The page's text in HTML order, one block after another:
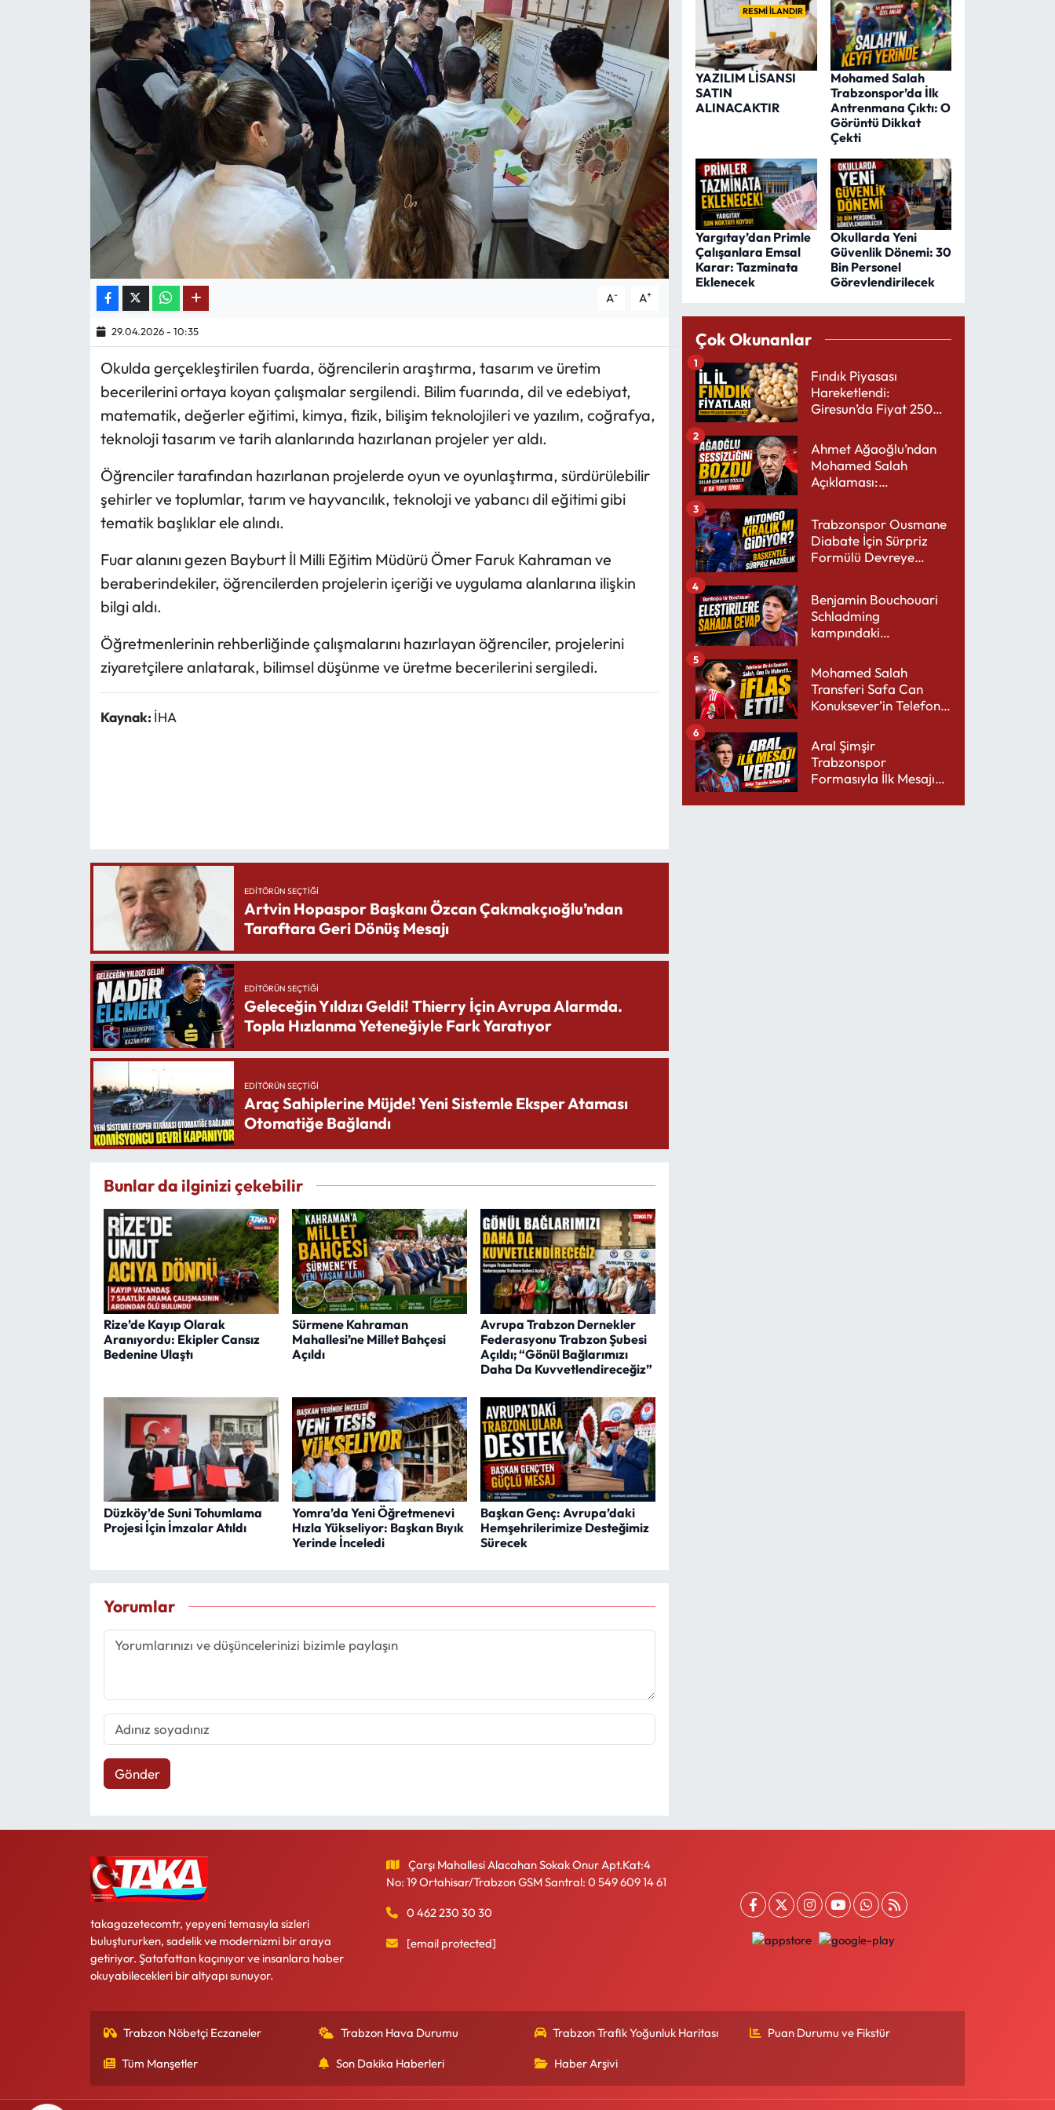
A- A+
29.04.2026 - 10:35
Okulda gerçekleştirilen fuarda, öğrencilerin araştırma, tasarım ve üretim
becerilerini ortaya koyan çalışmalar sergilendi. Bilim fuarında, dil ve edebiyat,
matematik, değerler eğitimi, kimya, fizik, bilişim teknolojileri ve yazılım, coğrafya,
teknoloji tasarım ve tarih alanlarında hazırlanan projeler yer aldı.
Öğrenciler tarafından hazırlanan projelerde oyun ve oyunlaştırma, sürdürülebilir
şehirler ve toplumlar, tarım ve hayvancılık, teknoloji ve yabancı dil eğitimi gibi
tematik başlıklar ele alındı.
Fuar alanını gezen Bayburt İl Milli Eğitim Müdürü Ömer Faruk Kahraman ve
beraberindekiler, öğrencilerden projelerin içeriği ve uygulama alanlarına ilişkin
bilgi aldı.
Öğretmenlerinin rehberliğinde çalışmalarını hazırlayan öğrenciler, projelerini
ziyaretçilere anlatarak, bilimsel düşünme ve üretme becerilerini sergiledi.
Kaynak: İHA
EDITÖRÜN SEÇTIĞI
Artvin Hopaspor Başkanı Özcan Çakmakçıoğlu’ndan
Taraftara Geri Dönüş Mesajı
EDITÖRÜN SEÇTIĞI
Geleceğin Yıldızı Geldi! Thierry İçin Avrupa Alarmda.
Topla Hızlanma Yeteneğiyle Fark Yaratıyor
EDITÖRÜN SEÇTIĞI
Araç Sahiplerine Müjde! Yeni Sistemle Eksper Ataması
Otomatiğe Bağlandı
Bunlar da ilginizi çekebilir
Rize’de Kayıp Olarak
Aranıyordu: Ekipler Cansız
Bedenine Ulaştı
Sürmene Kahraman
Mahallesi’ne Millet Bahçesi
Açıldı
Avrupa Trabzon Dernekler
Federasyonu Trabzon Şubesi
Açıldı; “Gönül Bağlarımızı
Daha Da Kuvvetlendireceğiz”
Düzköy’de Suni Tohumlama
Projesi İçin İmzalar Atıldı
Yomra’da Yeni Öğretmenevi
Hızla Yükseliyor: Başkan Bıyık
Yerinde İnceledi
Başkan Genç: Avrupa’daki
Hemşehrilerimize Desteğimiz
Sürecek
Yorumlar
Gönder
RESMİ İLANDIR
YAZILIM LİSANSI
SATIN
ALINACAKTIR
Mohamed Salah
Trabzonspor’da İlk
Antrenmana Çıktı: O
Görüntü Dikkat
Çekti
Yargıtay’dan Primle
Çalışanlara Emsal
Karar: Tazminata
Eklenecek
Okullarda Yeni
Güvenlik Dönemi: 30
Bin Personel
Görevlendirilecek
Çok Okunanlar
Fındık Piyasası
Hareketlendi:
Giresun’da Fiyat 250
1
Ahmet Ağaoğlu’ndan
Mohamed Salah
Açıklaması:
Yakışır
2
Trabzonspor Ousmane
Diabate İçin Sürpriz
Formülü Devreye
3
Benjamin Bouchouari
Schladming
kampındaki
4
Mohamed Salah
Transferi Safa Can
Konuksever’in Telefon
5
Aral Şimşir
Trabzonspor
Formasıyla İlk Mesajını
6
takagazetecomtr, yepyeni temasıyla sizleri
buluştururken, sadelik ve modernizmi bir araya
getiriyor. Şatafattan kaçınıyor ve insanlara haber
okuyabilecekleri bir altyapı sunuyor.
Çarşı Mahallesi Alacahan Sokak Onur Apt.Kat:4
No: 19 Ortahisar/Trabzon GSM Santral: 0 549 609 14 61
0 462 230 30 30
[email protected]
Trabzon Nöbetçi Eczaneler Trabzon Hava Durumu Trabzon Trafik Yoğunluk Haritası Puan Durumu ve Fikstür
Tüm Manşetler Son Dakika Haberleri Haber Arşivi
Mektup Galeri
Röportaj
Köşe Yazıları
Karikatür Galeri
ASTROLOJİ
Spor Yazıları
Mektup Galeri